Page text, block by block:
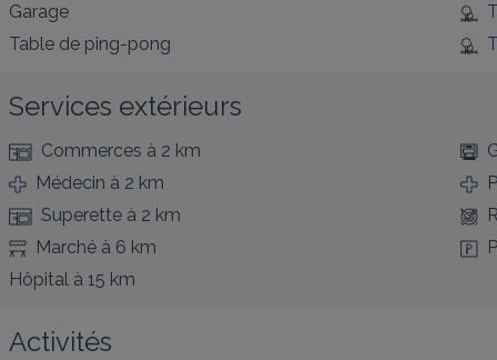
Garage
Table de ping-pong
Services extérieurs
Commerces à 2 km
Médecin à 2 km
Superette à 2 km
Marché à 6 km
Hôpital à 15 km
Activités